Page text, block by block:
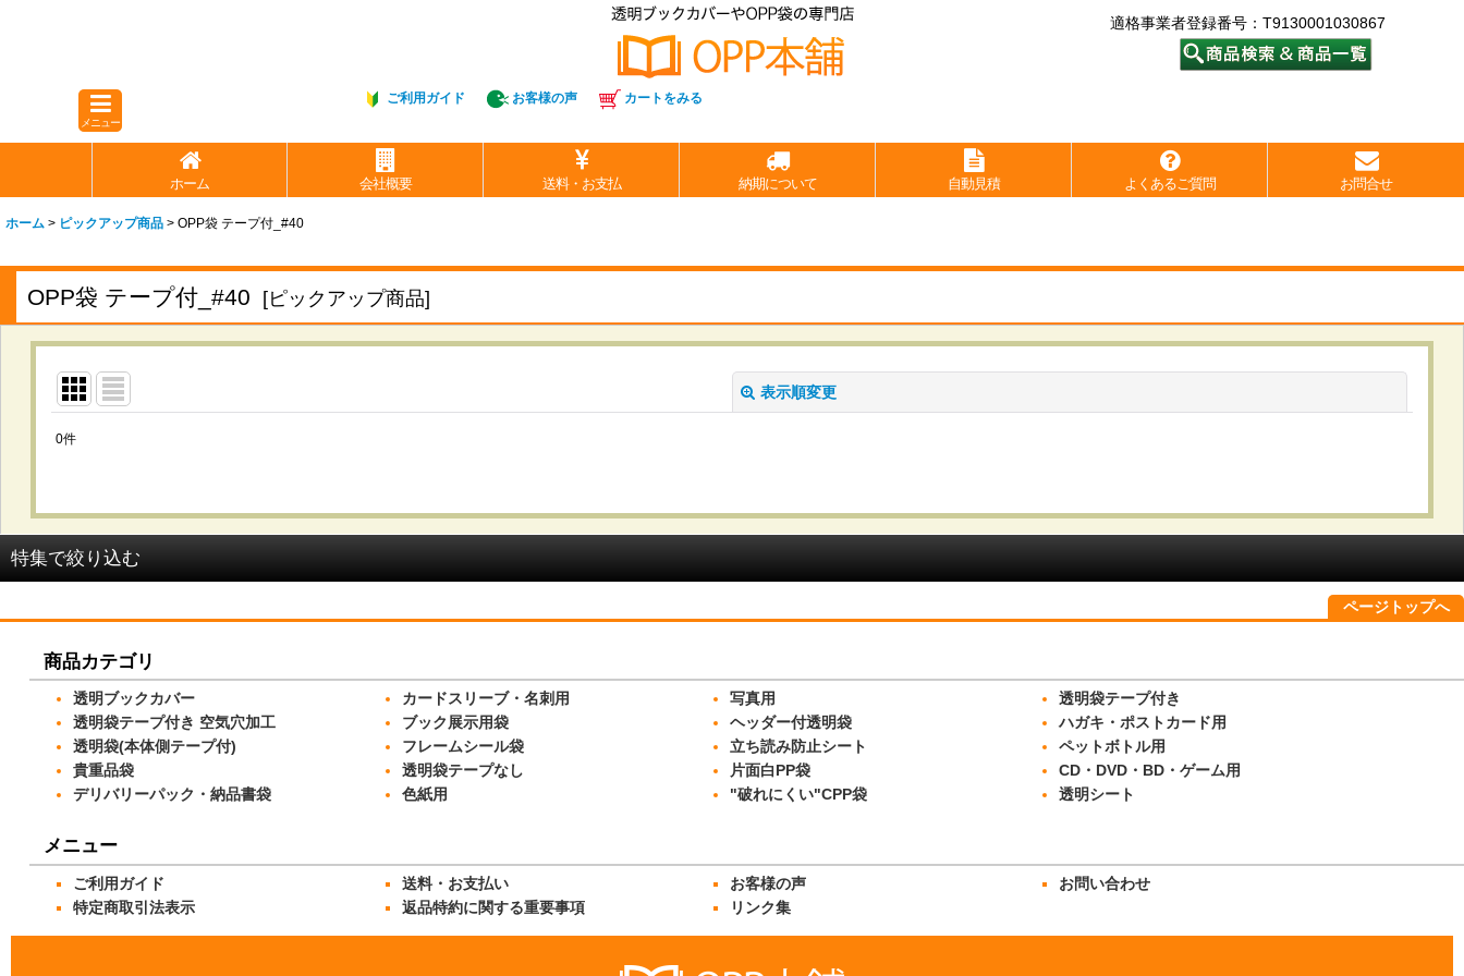
適格事業者登録番号：T9130001030867
ご利用ガイド お客様の声 カートをみる
メニュー
ホーム 会社概要 送料・お支払 納期について 自動見積 よくあるご質問 お問合せ
ホーム > ピックアップ商品 > OPP袋 テープ付_#40
OPP袋 テープ付_#40 [ピックアップ商品]
表示順変更
並び順:
0件
特集で絞り込む
OPP袋 テープ付_#25
OPP袋 テープ付_#30
OPP袋 テープ付_#40
OPP袋 テープ付_#50
OPP袋(本体側テープ付)_開閉自在テープ
OPP袋(本体側テープ付)_密着テープ
OPP袋 テープなし_#25
ページトップへ
商品カテゴリ
透明ブックカバー カードスリーブ・名刺用 写真用
透明袋テープ付き
透明袋テープ付き 空気穴加工
ブック展示用袋 ヘッダー付透明袋
ハガキ・ポストカード用
透明袋(本体側テープ付)
フレームシール袋 立ち読み防止シート
ペットボトル用
貴重品袋
透明袋テープなし 片面白PP袋
CD・DVD・BD・ゲーム用
デリバリーパック・納品書袋
色紙用 "破れにくい"CPP袋 透明シート
メニュー
ご利用ガイド 送料・お支払い お客様の声
お問い合わせ
特定商取引法表示
返品特約に関する重要事項 リンク集